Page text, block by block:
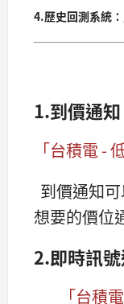
4.歷史回測系統：
1.到價通
「台積電 -
到價通知
想要的價位
2.即時訊
「台積